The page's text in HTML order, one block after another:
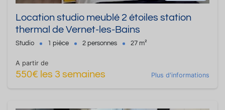
Location studio meublé 2 étoiles station
thermal de Vernet-les-Bains
Studio 1 pièce 2 personnes 27 m²
A partir de
550€ les 3 semaines Plus d'informations